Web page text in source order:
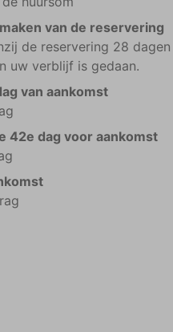
van de reservering
de reservering 28
uw verblijf is gedaan.
van aankomst
42e dag voor aankomst